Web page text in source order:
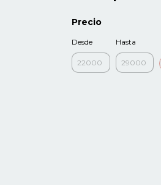
Precio
Desde Hasta